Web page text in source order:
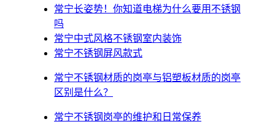
常宁​长姿势！你知道电梯为什么要用不锈钢
吗
常宁中式风格不锈钢室内装饰
常宁不锈钢屏风款式
常宁不锈钢材质的岗亭与铝塑板材质的岗亭
区别是什么？
常宁不锈钢岗亭的维护和日常保养